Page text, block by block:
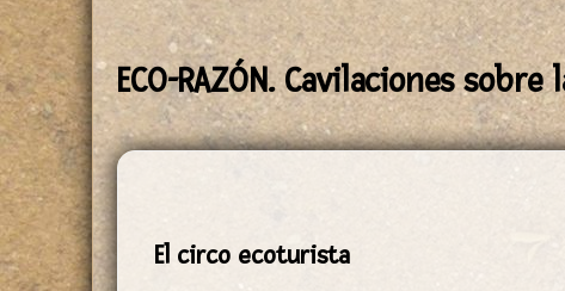
ECO-RAZÓN. Cavilaciones
El circo ecoturista